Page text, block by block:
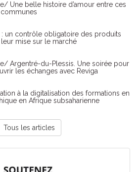
Une belle histoire d’amour entre ces
: un contrôle obligatoire des produits
leur mise sur le marché
Argentré-du-Plessis. Une soirée pour
les échanges avec Reviga
à la digitalisation des formations en
en Afrique subsaharienne
Tous les articles